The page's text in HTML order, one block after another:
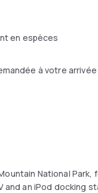
en espèces
à votre arrivée
National Park,
an iPod docking